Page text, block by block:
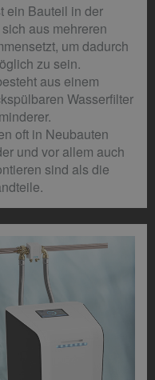
ein Bauteil in der
aus mehreren
um dadurch
zu sein.
aus einem
Wasserfilter
oft in Neubauten
und vor allem auch
sind als die